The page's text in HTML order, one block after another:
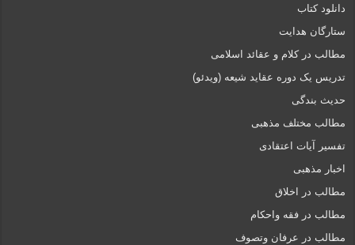
دانلود کتاب
ستارگان هدایت
مطالب در کلام و عقائد اسلامی
تدریس یک دوره عقاید شیعه (ویدئو)
حدیث بندگی
مطالب مختلف مذهبی
تفسیر آیات اعتقادی
اخبار مذهبی
مطالب در اخلاق
مطالب در فقه واحکام
مطالب در عرفان وتصوف